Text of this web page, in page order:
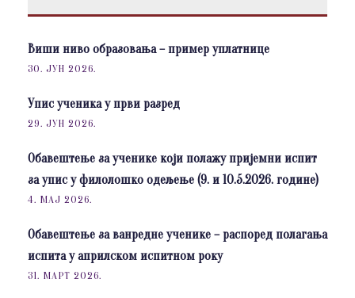
Виши ниво образовања – пример уплатнице
30. ЈУН 2026.
Упис ученика у први разред
29. ЈУН 2026.
Обавештење за ученике који полажу пријемни испит
за упис у филолошко одељење (9. и 10.5.2026. године)
4. МАЈ 2026.
Обавештење за ванредне ученике – распоред полагања
испита у априлском испитном року
31. МАРТ 2026.